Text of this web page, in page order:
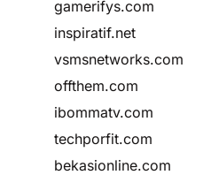
gamerifys.com
inspiratif.net
vsmsnetworks.com
offthem.com
ibommatv.com
techporfit.com
bekasionline.com